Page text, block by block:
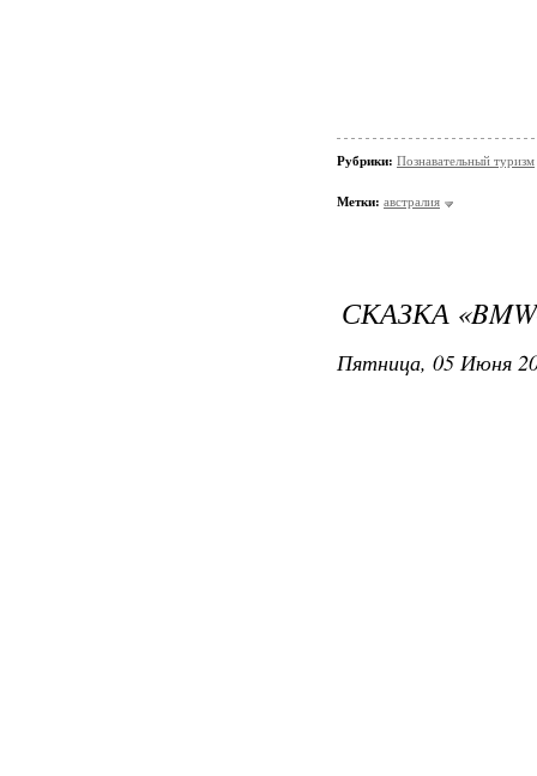
Рубрики: Познавательный туризм
Метки: австралия
СКАЗКА
Пятница, 05 Июня